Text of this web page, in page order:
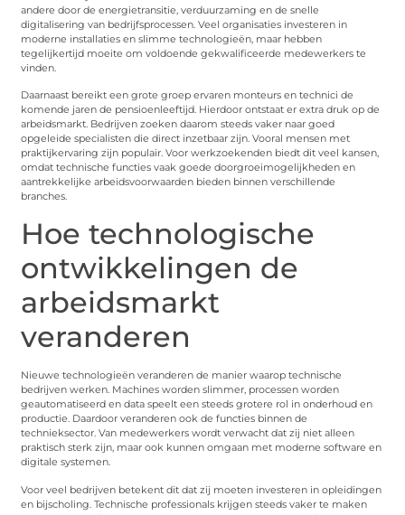
andere door de energietransitie, verduurzaming en de snelle
digitalisering van bedrijfsprocessen. Veel organisaties investeren in
moderne installaties en slimme technologieën, maar hebben
tegelijkertijd moeite om voldoende gekwalificeerde medewerkers te
vinden.
Daarnaast bereikt een grote groep ervaren monteurs en technici de
komende jaren de pensioenleeftijd. Hierdoor ontstaat er extra druk op de
arbeidsmarkt. Bedrijven zoeken daarom steeds vaker naar goed
opgeleide specialisten die direct inzetbaar zijn. Vooral mensen met
praktijkervaring zijn populair. Voor werkzoekenden biedt dit veel kansen,
omdat technische functies vaak goede doorgroeimogelijkheden en
aantrekkelijke arbeidsvoorwaarden bieden binnen verschillende
branches.
Hoe technologische
ontwikkelingen de
arbeidsmarkt
veranderen
Nieuwe technologieën veranderen de manier waarop technische
bedrijven werken. Machines worden slimmer, processen worden
geautomatiseerd en data speelt een steeds grotere rol in onderhoud en
productie. Daardoor veranderen ook de functies binnen de
technieksector. Van medewerkers wordt verwacht dat zij niet alleen
praktisch sterk zijn, maar ook kunnen omgaan met moderne software en
digitale systemen.
Voor veel bedrijven betekent dit dat zij moeten investeren in opleidingen
en bijscholing. Technische professionals krijgen steeds vaker te maken